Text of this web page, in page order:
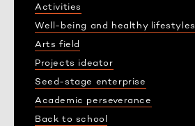
Activities
Well-being and healthy lifestyles
Arts field
Projects ideator
Seed-stage enterprise
Academic perseverance
Back to school